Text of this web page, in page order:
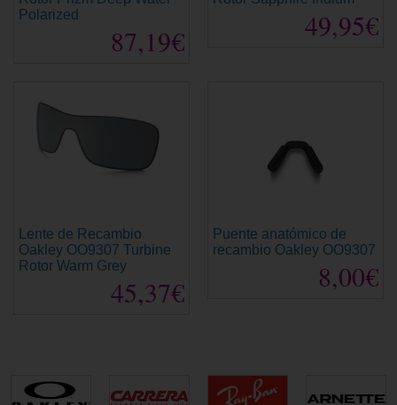
Polarized
87,19€ 49,95€
Lente de Recambio
Oakley OO9307 Turbine
Rotor Warm Grey
45,37€
Puente anatómico de
recambio Oakley OO9307
8,00€